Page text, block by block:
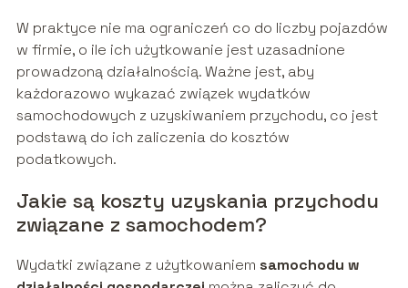
W praktyce nie ma ograniczeń co do liczby pojazdów
w firmie, o ile ich użytkowanie jest uzasadnione
prowadzoną działalnością. Ważne jest, aby
każdorazowo wykazać związek wydatków
samochodowych z uzyskiwaniem przychodu, co jest
podstawą do ich zaliczenia do kosztów
podatkowych.
Jakie są koszty uzyskania przychodu
związane z samochodem?
Wydatki związane z użytkowaniem samochodu w